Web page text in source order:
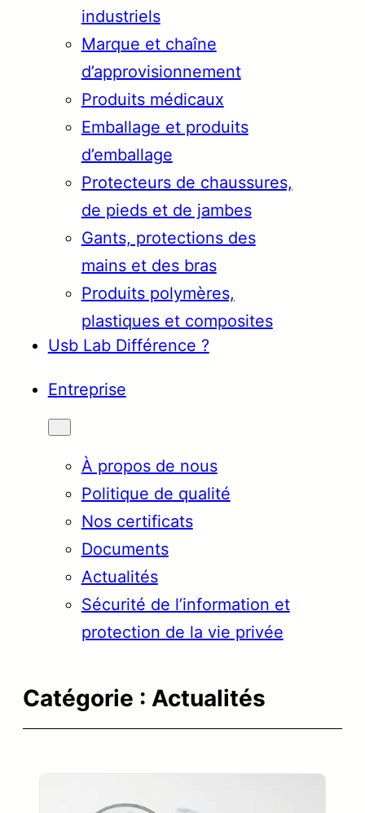
industriels
Marque et chaîne
d’approvisionnement
Produits médicaux
Emballage et produits
d’emballage
Protecteurs de chaussures,
de pieds et de jambes
Gants, protections des
mains et des bras
Produits polymères,
plastiques et composites
Usb Lab Différence ?
Entreprise
À propos de nous
Politique de qualité
Nos certificats
Documents
Actualités
Sécurité de l’information et
protection de la vie privée
Türkçe English
Français
Catégorie : Actualités